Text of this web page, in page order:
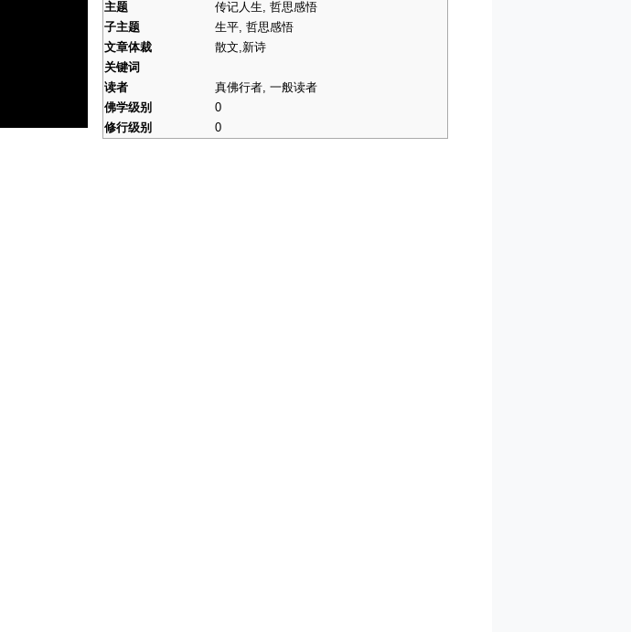
主题
传记人生, 哲思感悟
子主题
生平, 哲思感悟
文章体裁
散文,新诗
关键词
读者
真佛行者, 一般读者
佛学级别
0
修行级别
0